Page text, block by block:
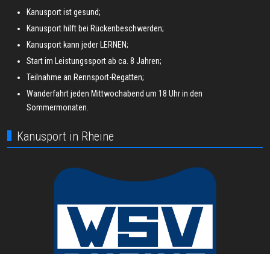
Kanusport ist gesund;
Kanusport hilft bei Rückenbeschwerden;
Kanusport kann jeder LERNEN;
Start im Leistungssport ab ca. 8 Jahren;
Teilnahme an Rennsport-Regatten;
Wanderfahrt jeden Mittwochabend um 18 Uhr in den
Sommermonaten.
Kanusport in Rheine